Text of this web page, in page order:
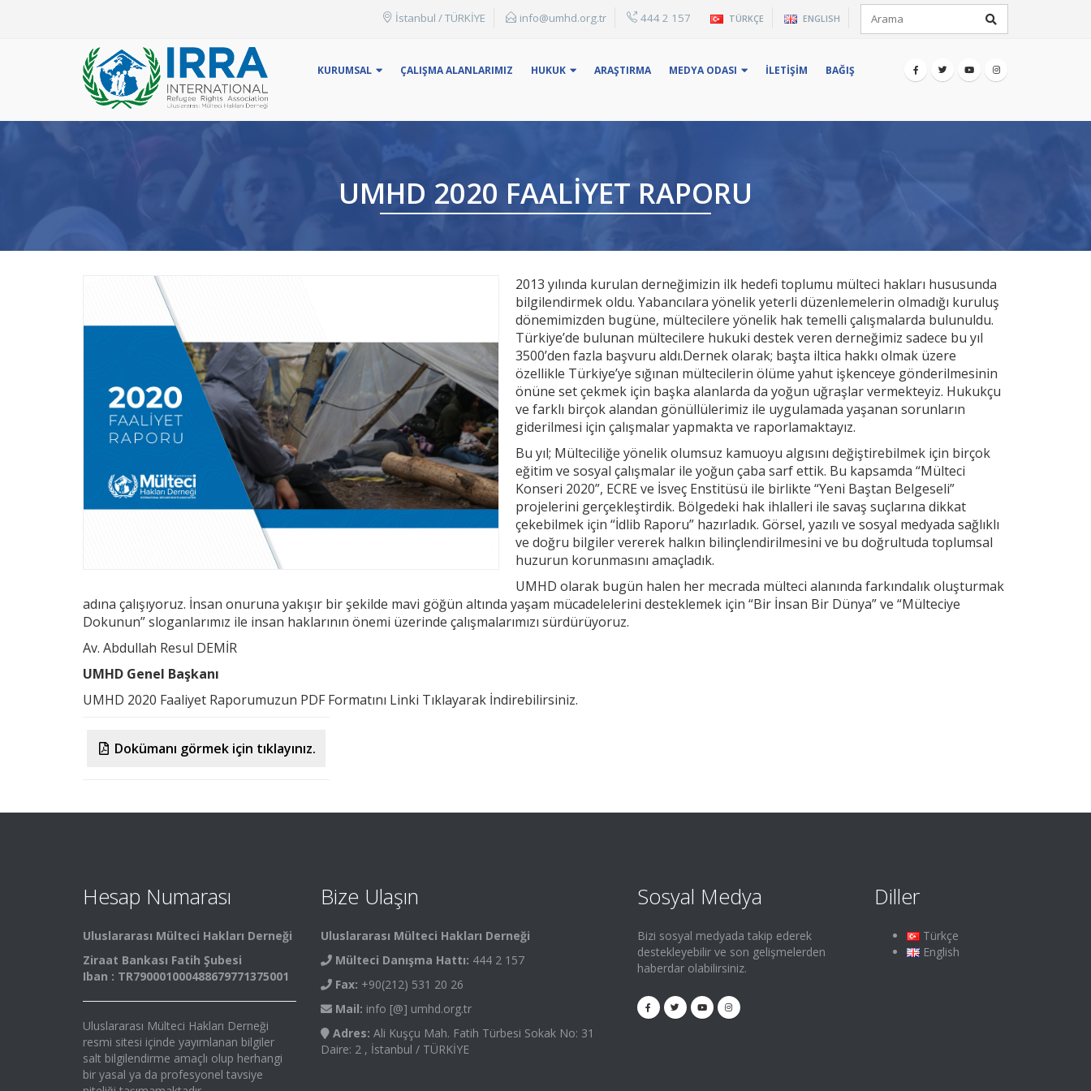
İstanbul / TÜRKİYE info@umhd.org.tr 444 2 157 TÜRKÇE ENGLISH
KURUMSAL ÇALIŞMA ALANLARIMIZ HUKUK ARAŞTIRMA MEDYA ODASI İLETIŞIM BAĞIŞ
UMHD 2020 FAALİYET RAPORU
2013 yılında kurulan derneğimizin ilk hedefi toplumu mülteci hakları hususunda
bilgilendirmek oldu. Yabancılara yönelik yeterli düzenlemelerin olmadığı kuruluş
dönemimizden bugüne, mültecilere yönelik hak temelli çalışmalarda bulunuldu.
Türkiye’de bulunan mültecilere hukuki destek veren derneğimiz sadece bu yıl
3500’den fazla başvuru aldı.Dernek olarak; başta iltica hakkı olmak üzere
özellikle Türkiye’ye sığınan mültecilerin ölüme yahut işkenceye gönderilmesinin
önüne set çekmek için başka alanlarda da yoğun uğraşlar vermekteyiz. Hukukçu
ve farklı birçok alandan gönüllülerimiz ile uygulamada yaşanan sorunların
giderilmesi için çalışmalar yapmakta ve raporlamaktayız.
Bu yıl; Mülteciliğe yönelik olumsuz kamuoyu algısını değiştirebilmek için birçok
eğitim ve sosyal çalışmalar ile yoğun çaba sarf ettik. Bu kapsamda “Mülteci
Konseri 2020”, ECRE ve İsveç Enstitüsü ile birlikte “Yeni Baştan Belgeseli”
projelerini gerçekleştirdik. Bölgedeki hak ihlalleri ile savaş suçlarına dikkat
çekebilmek için “İdlib Raporu” hazırladık. Görsel, yazılı ve sosyal medyada sağlıklı
ve doğru bilgiler vererek halkın bilinçlendirilmesini ve bu doğrultuda toplumsal
huzurun korunmasını amaçladık.
UMHD olarak bugün halen her mecrada mülteci alanında farkındalık oluşturmak
adına çalışıyoruz. İnsan onuruna yakışır bir şekilde mavi göğün altında yaşam mücadelelerini desteklemek için “Bir İnsan Bir Dünya” ve “Mülteciye
Dokunun” sloganlarımız ile insan haklarının önemi üzerinde çalışmalarımızı sürdürüyoruz.
Av. Abdullah Resul DEMİR
UMHD Genel Başkanı
UMHD 2020 Faaliyet Raporumuzun PDF Formatını Linki Tıklayarak İndirebilirsiniz.
Dokümanı görmek için tıklayınız.
Hesap Numarası
Uluslararası Mülteci Hakları Derneği
Ziraat Bankası Fatih Şubesi
Iban : TR790001000488679771375001
Uluslararası Mülteci Hakları Derneği
resmi sitesi içinde yayımlanan bilgiler
salt bilgilendirme amaçlı olup herhangi
bir yasal ya da profesyonel tavsiye
Bize Ulaşın
Uluslararası Mülteci Hakları Derneği
Mülteci Danışma Hattı: 444 2 157
Fax: +90(212) 531 20 26
Mail: info [@] umhd.org.tr
Adres: Ali Kuşçu Mah. Fatih Türbesi Sokak No: 31
Daire: 2 , İstanbul / TÜRKİYE
Sosyal Medya
Bizi sosyal medyada takip ederek
destekleyebilir ve son gelişmelerden
haberdar olabilirsiniz.
Diller
Türkçe
English